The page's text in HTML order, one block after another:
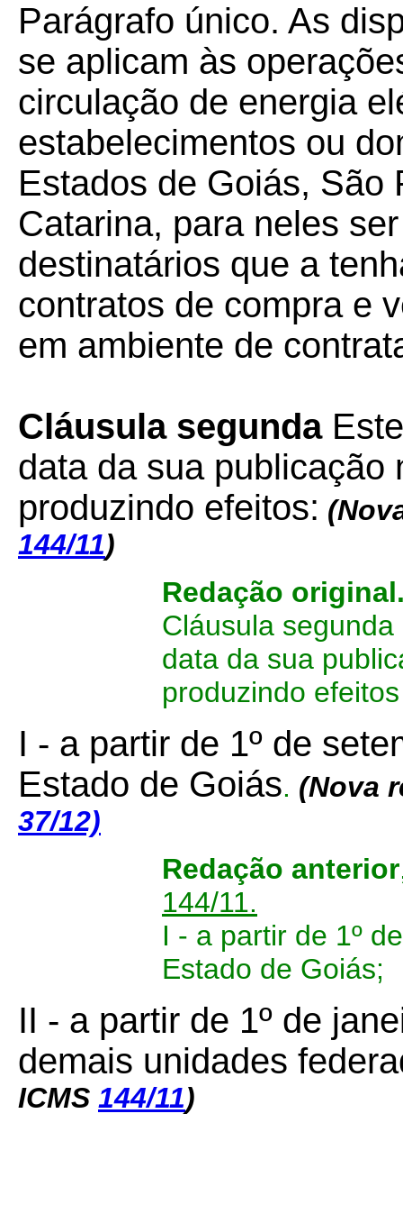
Parágrafo único. As
se aplicam às
circulação de energia
estabelecimentos ou
Estados de Goiás, São
Catarina, para neles
destinatários que a
contratos de compra e
em ambiente de
Cláusula segunda
data da sua publicação
produzindo efeitos:
144/11)
Redação
Cláusula
data da sua
produzindo
I - a partir de 1º de
Estado de Goiás. (Nova
37/12)
Redação anterior
144/11.
I - a partir de 1º
Estado de Goiás;
II - a partir de 1º de
demais unidades
ICMS 144/11)